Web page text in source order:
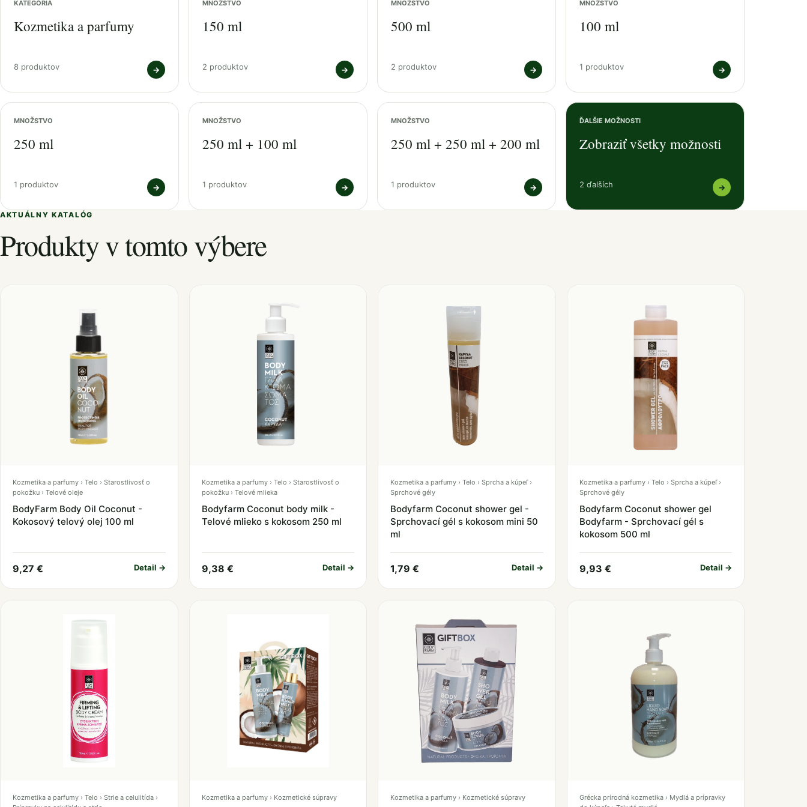
KATEGÓRIA
Kozmetika a parfumy
8 produktov →
MNOŽSTVO
150 ml
2 produktov →
MNOŽSTVO
500 ml
2 produktov →
MNOŽSTVO
100 ml
1 produktov →
MNOŽSTVO
250 ml
1 produktov →
MNOŽSTVO
250 ml + 100 ml
1 produktov →
MNOŽSTVO
250 ml + 250 ml + 200 ml
1 produktov →
ĎALŠIE MOŽNOSTI
Zobraziť všetky možnosti
2 ďalších →
AKTUÁLNY KATALÓG
Produkty v tomto výbere
Kozmetika a parfumy › Telo › Starostlivosť o
pokožku › Telové oleje
BodyFarm Body Oil Coconut -
Kokosový telový olej 100 ml
9,27 € Detail →
Kozmetika a parfumy › Telo › Starostlivosť o
pokožku › Telové mlieka
Bodyfarm Coconut body milk -
Telové mlieko s kokosom 250 ml
9,38 € Detail →
Kozmetika a parfumy › Telo › Sprcha a kúpeľ ›
Sprchové gély
Bodyfarm Coconut shower gel -
Sprchovací gél s kokosom mini 50
ml
1,79 € Detail →
Kozmetika a parfumy › Telo › Sprcha a kúpeľ ›
Sprchové gély
Bodyfarm Coconut shower gel
Bodyfarm - Sprchovací gél s
kokosom 500 ml
9,93 € Detail →
Kozmetika a parfumy › Telo › Strie a celulitída ›
Kozmetika a parfumy › Kozmetické súpravy Kozmetika a parfumy › Kozmetické súpravy
Grécka prírodná kozmetika › Mydlá a prípravky